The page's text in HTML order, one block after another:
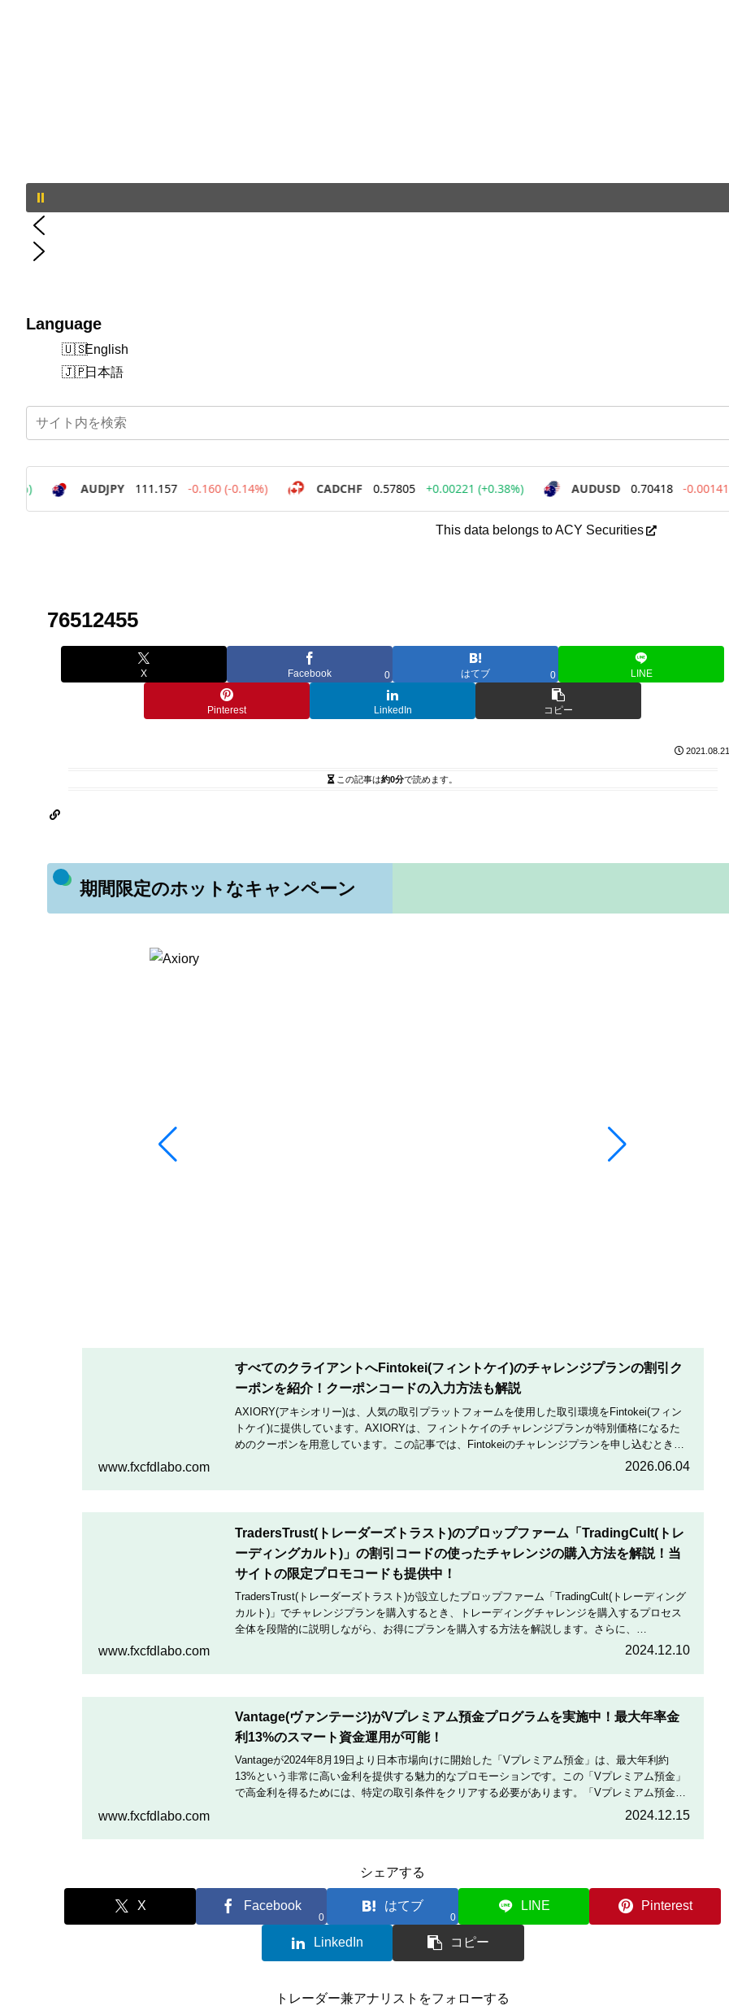
Language
English
日本語
This data belongs to ACY Securities
76512455
X Facebook 0 はてブ 0 LINE
Pinterest LinkedIn コピー
2021.08.21
この記事は約0分で読めます。
期間限定のホットなキャンペーン
すべてのクライアントへFintokei(フィントケイ)のチャレンジプランの割引ク
ーポンを紹介！クーポンコードの入力方法も解説
AXIORY(アキシオリー)は、人気の取引プラットフォームを使用した取引環境をFintokei(フィン
トケイ)に提供しています。AXIORYは、フィントケイのチャレンジプランが特別価格になるた
めのクーポンを用意しています。この記事では、Fintokeiのチャレンジプランを申し込むときの
www.fxcfdlabo.com 2026.06.04
TradersTrust(トレーダーズトラスト)のプロップファーム「TradingCult(トレ
ーディングカルト)」の割引コードの使ったチャレンジの購入方法を解説！当
サイトの限定プロモコードも提供中！
TradersTrust(トレーダーズトラスト)が設立したプロップファーム「TradingCult(トレーディング
カルト)」でチャレンジプランを購入するとき、トレーディングチャレンジを購入するプロセス
全体を段階的に説明しながら、お得にプランを購入する方法を解説します。さらに、
TradingCultがほぼ定期的に実施している割引コードとお得な割引コードを紹介します。
www.fxcfdlabo.com 2024.12.10
Vantage(ヴァンテージ)がVプレミアム預金プログラムを実施中！最大年率金
利13%のスマート資金運用が可能！
Vantageが2024年8月19日より日本市場向けに開始した「Vプレミアム預金」は、最大年利約
13%という非常に高い金利を提供する魅力的なプロモーションです。この「Vプレミアム預金」
で高金利を得るためには、特定の取引条件をクリアする必要があります。「Vプレミアム預金」
を行いたい人は、この記事をしっかりと読んで、条件をよく確認した後で参加しましょう。
www.fxcfdlabo.com 2024.12.15
シェアする
X Facebook
0
はてブ
0
LINE Pinterest
LinkedIn コピー
トレーダー兼アナリストをフォローする